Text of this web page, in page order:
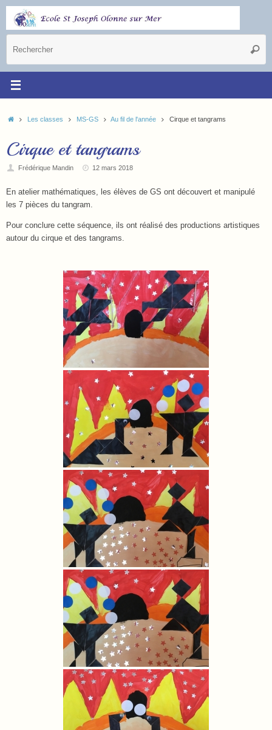
Les classes MS-GS Au fil de l'année Cirque et tangrams
Cirque et tangrams
Frédérique Mandin 12 mars 2018
En atelier mathématiques, les élèves de GS ont découvert et manipulé
les 7 pièces du tangram.
Pour conclure cette séquence, ils ont réalisé des productions artistiques
autour du cirque et des tangrams.